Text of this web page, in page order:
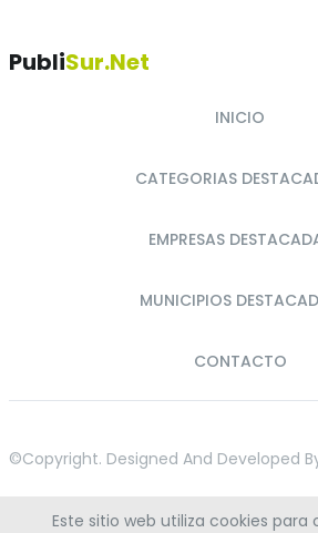
PubliSur.net
INICIO
CATEGORIAS
EMPRESAS
MUNICIPIOS
CONTACTO
©copyright. Designed And Developed
Este sitio web utiliza cookies